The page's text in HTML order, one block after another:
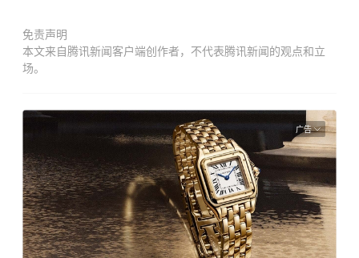
免责声明
本文来自腾讯新闻客户端创作者，不代表腾讯新闻的观点和立
场。
广告